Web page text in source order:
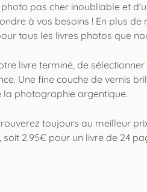
pas cher inoubliable et
à vos besoins ! En plus
tous les livres photos que
livre terminé, de sélectionner
Une fine couche de vernis
photographie argentique.
toujours au meilleur
2.95€ pour un livre de 24